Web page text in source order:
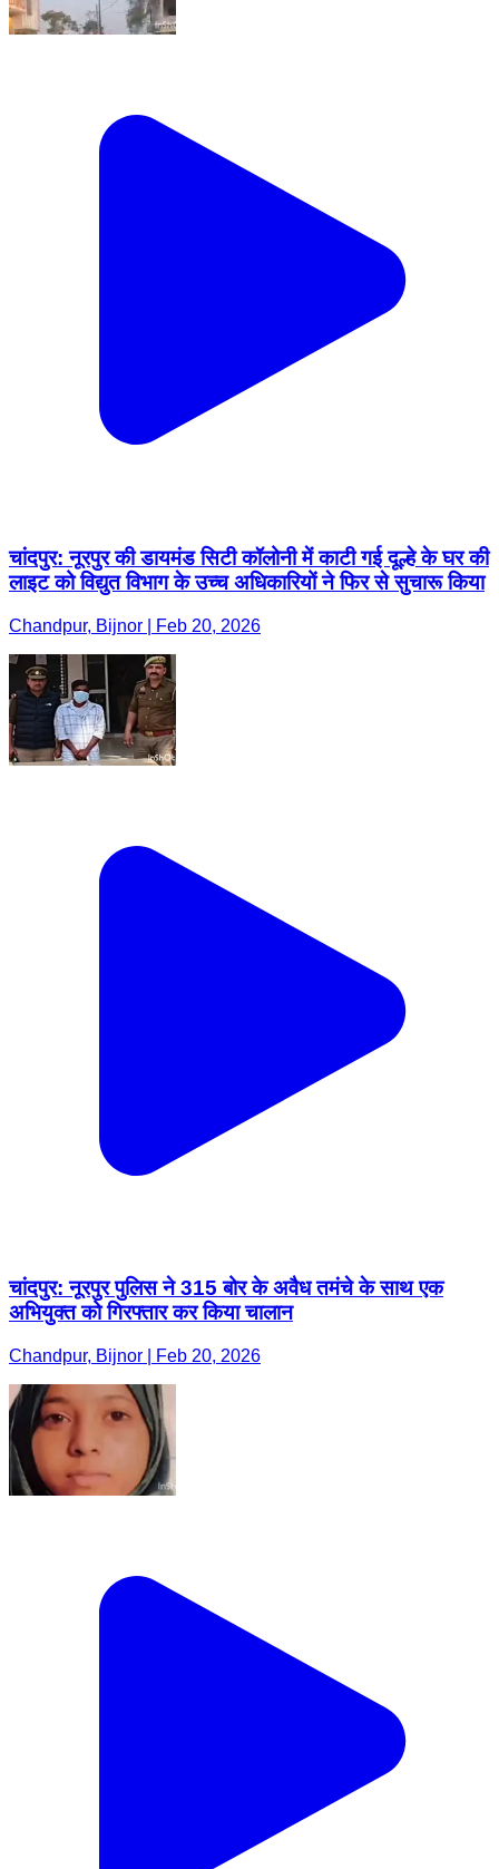
चांदपुर: नूरपुर की डायमंड सिटी कॉलोनी में काटी गई दूल्हे के घर की
लाइट को विद्युत विभाग के उच्च अधिकारियों ने फिर से सुचारू किया
Chandpur, Bijnor | Feb 20, 2026
चांदपुर: नूरपुर पुलिस ने 315 बोर के अवैध तमंचे के साथ एक
अभियुक्त को गिरफ्तार कर किया चालान
Chandpur, Bijnor | Feb 20, 2026